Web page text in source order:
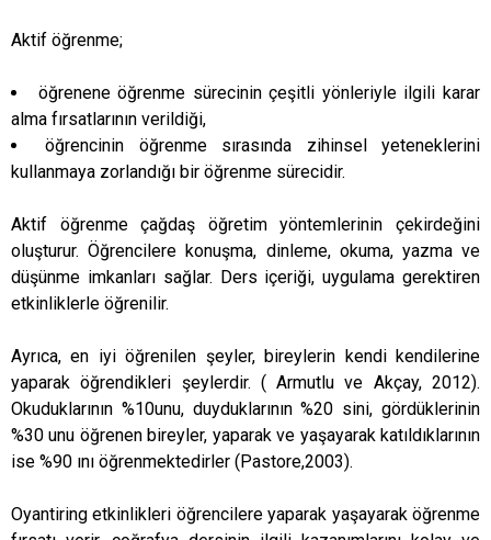
Aktif öğrenme;
öğrenene öğrenme sürecinin çeşitli yönleriyle ilgili karar
alma fırsatlarının verildiği,
öğrencinin öğrenme sırasında zihinsel yeteneklerini
kullanmaya zorlandığı bir öğrenme sürecidir.
Aktif öğrenme çağdaş öğretim yöntemlerinin çekirdeğini
oluşturur. Öğrencilere konuşma, dinleme, okuma, yazma ve
düşünme imkanları sağlar. Ders içeriği, uygulama gerektiren
etkinliklerle öğrenilir.
Ayrıca, en iyi öğrenilen şeyler, bireylerin kendi kendilerine
yaparak öğrendikleri şeylerdir. ( Armutlu ve Akçay, 2012).
Okuduklarının %10unu, duyduklarının %20 sini, gördüklerinin
%30 unu öğrenen bireyler, yaparak ve yaşayarak katıldıklarının
ise %90 ını öğrenmektedirler (Pastore,2003).
Oyantiring etkinlikleri öğrencilere yaparak yaşayarak öğrenme